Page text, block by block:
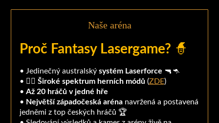
Naše aréna
Proč Fantasy Lasergame? 🧙
• Jedinečný australský systém Laserforce 🔫🦘
• 👉🏻 Široké spektrum herních módů (ZDE)
• Až 20 hráčů v jedné hře
• Největší západočeská arénanavržená a postavená
jedněmi z top českých hráčů 🏆